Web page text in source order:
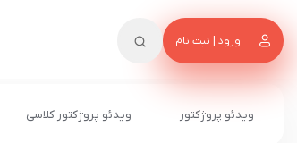
ورود | ثبت نام
ویدئو پروژکتور ویدئو پروژکتور کلاسی